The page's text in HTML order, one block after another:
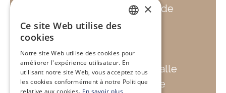
Je cherche un hébergement de
groupe
Je cherche un lieu de
ressourcement
Je cherche une location de salle
Je fais une pause gourmande
ENGLISH
×
Ce site Web utilise des
cookies
Notre site Web utilise des cookies pour
améliorer l'expérience utilisateur. En
utilisant notre site Web, vous acceptez tous
les cookies conformément à notre Politique
relative aux cookies. En savoir plus